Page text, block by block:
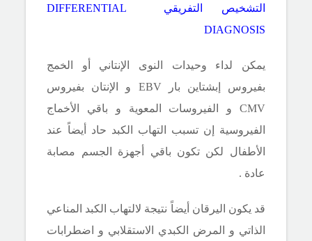
التشخيص التفريقي DIFFERENTIAL
DIAGNOSIS
يمكن لداء وحيدات النوى الإنتاني أو الخمج
بفيروس إبشتاين بارEBV
و الإنتان بفيروس
CMV
و الفيروسات المعوية و باقي الأخماج
الفيروسية إن تسبب التهاب الكبد حاد أيضاً عند
الأطفال لكن تكون باقي أجهزة الجسم مصابة
عادة .
قد يكون اليرقان أيضاً نتيجة لالتهاب الكبد المناعي
الذاتي و المرض الكبدي الاستقلابي و اضطرابات